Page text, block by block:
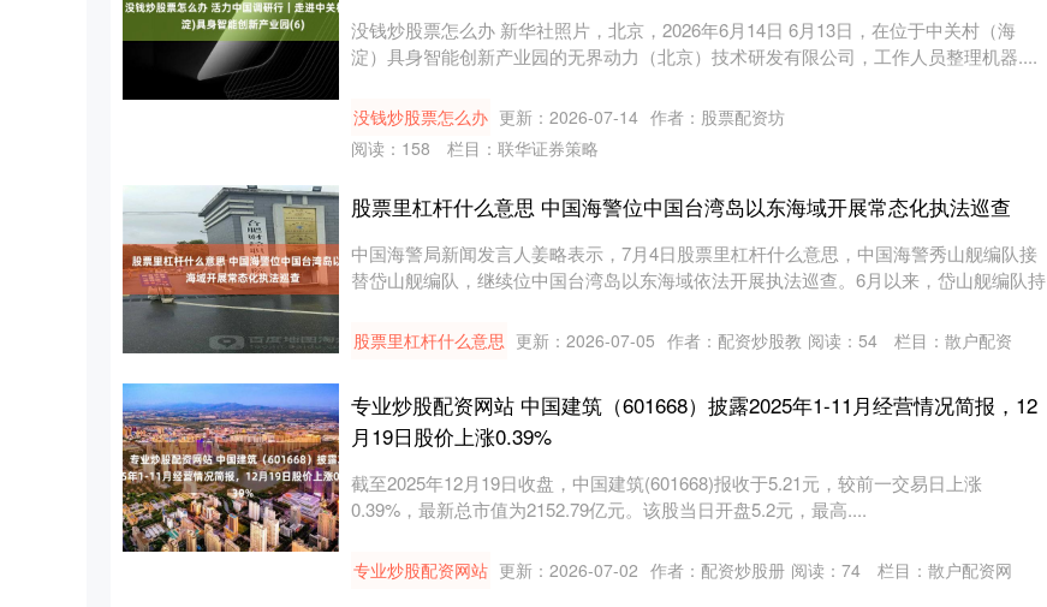
没钱炒股票怎么办 新华社照片，北京，2026年6月14日 6月13日，在位于中关村（海
淀）具身智能创新产业园的无界动力（北京）技术研发有限公司，工作人员整理机器....
没钱炒股票怎么办 更新：2026-07-14 作者：股票配资坊
阅读： 158 栏目： 联华证券策略
股票里杠杆什么意思 中国海警位中国台湾岛以东海域开展常态化执法巡查
中国海警局新闻发言人姜略表示，7月4日股票里杠杆什么意思，中国海警秀山舰编队接
替岱山舰编队，继续位中国台湾岛以东海域依法开展执法巡查。6月以来，岱山舰编队持
股票里杠杆什么意思 更新：2026-07-05 作者：配资炒股教 阅读： 54 栏目： 散户配资
专业炒股配资网站 中国建筑（601668）披露2025年1-11月经营情况简报，12
月19日股价上涨0.39%
截至2025年12月19日收盘，中国建筑(601668)报收于5.21元，较前一交易日上涨
0.39%，最新总市值为2152.79亿元。该股当日开盘5.2元，最高....
专业炒股配资网站 更新：2026-07-02 作者：配资炒股册 阅读： 74 栏目： 散户配资网